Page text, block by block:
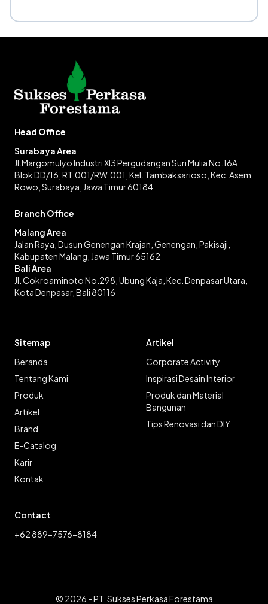
Head Office
Surabaya Area
Jl.Margomulyo Industri XI3 Pergudangan Suri Mulia No.16A
Blok DD/16, RT.001/RW.001, Kel. Tambaksarioso, Kec. Asem
Rowo, Surabaya, Jawa Timur 60184
Branch Office
Malang Area
Jalan Raya, Dusun Genengan Krajan, Genengan, Pakisaji,
Kabupaten Malang, Jawa Timur 65162
Bali Area
Jl. Cokroaminoto No.298, Ubung Kaja, Kec. Denpasar Utara,
Kota Denpasar, Bali 80116
Sitemap
Beranda
Tentang Kami
Produk
Artikel
Brand
E-Catalog
Karir
Kontak
Artikel
Corporate Activity
Inspirasi Desain Interior
Produk dan Material
Bangunan
Tips Renovasi dan DIY
Contact
+62 889-7576-8184
© 2026 - PT. Sukses Perkasa Forestama